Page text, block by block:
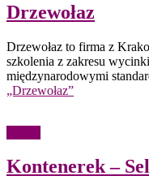
Drzewołaz
Drzewołaz to firma z
szkolenia z zakresu
międzynarodowymi
„Drzewołaz”
Kontenerek –